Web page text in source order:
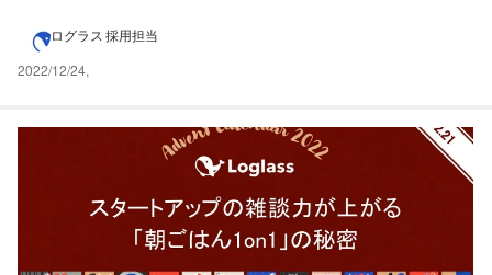
2022年11月にログラスに入社してもうすぐ2ヶ月が経過しようとしてい
ます。 このno...
ログラス 採用担当
2022/12/24,